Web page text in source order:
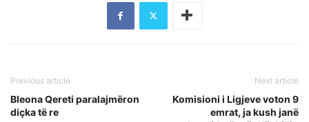
Previous article
Bleona Qereti paralajmëron
diçka të re
Next article
Komisioni i Ligjeve voton 9
emrat, ja kush janë